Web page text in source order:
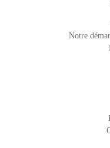
Notre